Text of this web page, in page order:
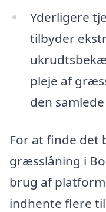
Yderligere
tilbyder
pleje af
den
For at finde det
græsslåning i
brug af
indhente flere